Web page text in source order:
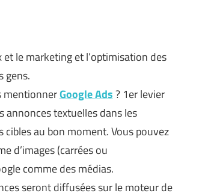
le marketing et l’optimisation des
gens.
mentionnerGoogle Ads? 1er levier
annonces textuelles dans les
au bon moment. Vous pouvez
d’images (carrées ou
comme des médias.
seront diffusées sur le moteur de